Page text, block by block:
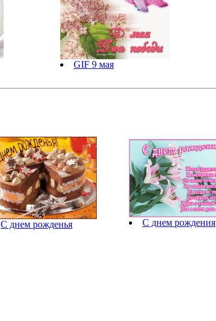
GIF 9 мая
С днем рожденья С днем рождения